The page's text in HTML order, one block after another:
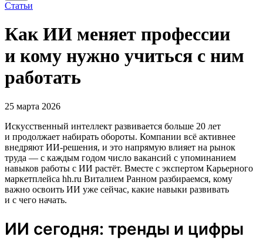
Статьи
Как ИИ меняет профессии
и кому нужно учиться с ним
работать
25 марта 2026
Искусственный интеллект развивается больше 20 лет
и продолжает набирать обороты. Компании всё активнее
внедряют ИИ‑решения, и это напрямую влияет на рынок
труда — с каждым годом число вакансий с упоминанием
навыков работы с ИИ растёт. Вместе с экспертом Карьерного
маркетплейса hh.ru Виталием Ранном разбираемся, кому
важно освоить ИИ уже сейчас, какие навыки развивать
и с чего начать.
ИИ сегодня: тренды и цифры